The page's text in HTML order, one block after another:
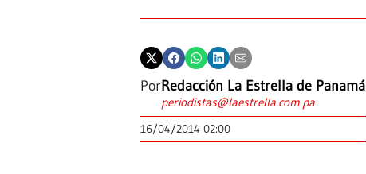
PorRedacción La Estrella de Panamá
periodistas@laestrella.com.pa
16/04/2014 02:00